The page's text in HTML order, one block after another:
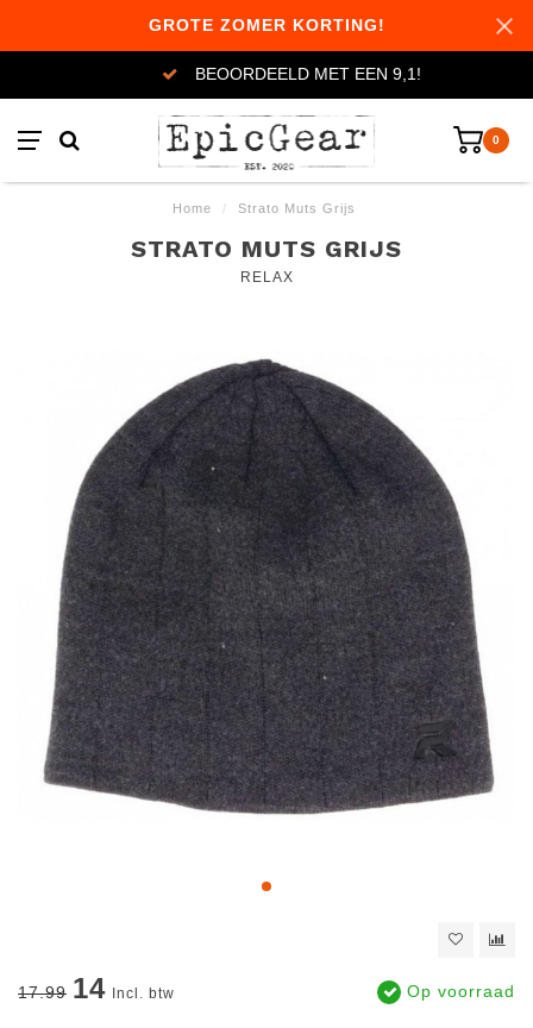
GROTE ZOMER KORTING!
BEOORDEELD MET EEN 9,1!
0
Home / Strato Muts Grijs
STRATO MUTS GRIJS
RELAX
17.99 14 Incl. btw Op voorraad